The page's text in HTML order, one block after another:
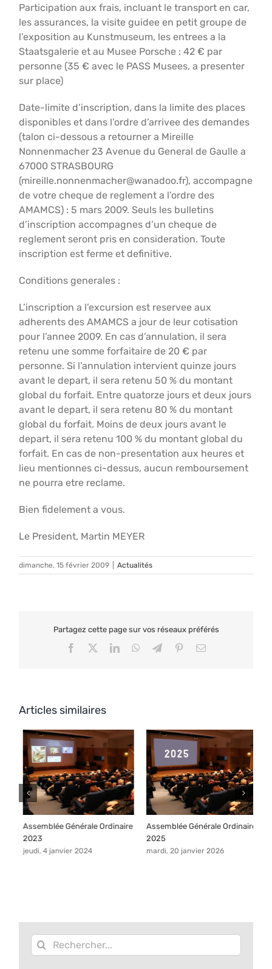
Participation aux frais, incluant le transport en car,
les assurances, la visite guidee en petit groupe de
l’exposition au Kunstmuseum, les entrees a la
Staatsgalerie et au Musee Porsche : 42 € par
personne (35 € avec le PASS Musees, a presenter
sur place)
Date-limite d’inscription, dans la limite des places
disponibles et dans l’ordre d’arrivee des demandes
(talon ci-dessous a retourner a Mireille
Nonnenmacher 23 Avenue du General de Gaulle a
67000 STRASBOURG
(mireille.nonnenmacher@wanadoo.fr), accompagne
de votre cheque de reglement a l’ordre des
AMAMCS) : 5 mars 2009. Seuls les bulletins
d’inscription accompagnes d’un cheque de
reglement seront pris en consideration. Toute
inscription est ferme et definitive.
Conditions generales :
L’inscription a l’excursion est reservee aux
adherents des AMAMCS a jour de leur cotisation
pour l’annee 2009. En cas d’annulation, il sera
retenu une somme forfaitaire de 20 € par
personne. Si l’annulation intervient quinze jours
avant le depart, il sera retenu 50 % du montant
global du forfait. Entre quatorze jours et deux jours
avant le depart, il sera retenu 80 % du montant
global du forfait. Moins de deux jours avant le
depart, il sera retenu 100 % du montant global du
forfait. En cas de non-presentation aux heures et
lieu mentionnes ci-dessus, aucun remboursement
ne pourra etre reclame.
Bien fidelement a vous.
Le President, Martin MEYER
dimanche, 15 février 2009 Actualités
Partagez cette page sur vos réseaux préférés
Facebook LinkedInWhatsApp
TelegramPinterestEmail
Articles similaires
Assemblée Générale Ordinaire
2023
jeudi, 4 janvier 2024
Assemblée Générale Ordinaire
2025
mardi, 20 janvier 2026
Rechercher: